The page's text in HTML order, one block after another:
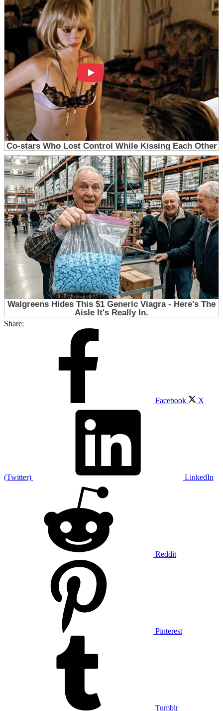
Share:
Facebook X
(Twitter) LinkedIn
Reddit
Pinterest
Tumblr